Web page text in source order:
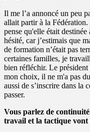
Il me l’a annoncé un peu
allait partir à la Fédération.
pense qu'elle était destinée
hésité, car j’estimais que
de formation n’était pas
certaines familles, je
bien réfléchir. Le
mon choix, il ne m'a pas
aussi de s’inscrire dans la
passer.
Vous parlez de
travail et la tactique vont